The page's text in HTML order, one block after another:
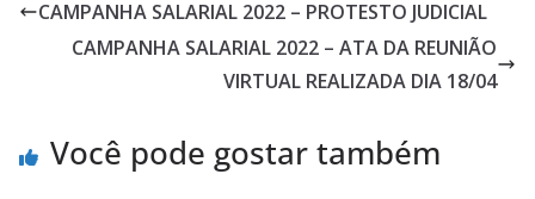
CAMPANHA SALARIAL 2022 – PROTESTO JUDICIAL
CAMPANHA SALARIAL 2022 – ATA DA REUNIÃO
VIRTUAL REALIZADA DIA 18/04
Você pode gostar também